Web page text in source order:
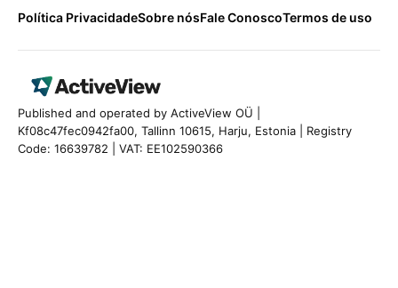
Política PrivacidadeSobre nósFale ConoscoTermos de uso
Published and operated by ActiveView OÜ |
Kf08c47fec0942fa00, Tallinn 10615, Harju, Estonia | Registry
Code: 16639782 | VAT: EE102590366